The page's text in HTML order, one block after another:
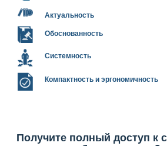
Актуальность
Обоснованность
Системность
Компактность и эргономичность
Получите полный доступ к